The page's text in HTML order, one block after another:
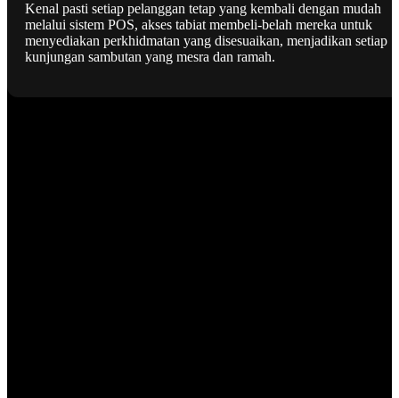
Kenal pasti setiap pelanggan tetap yang kembali dengan mudah
melalui sistem POS, akses tabiat membeli-belah mereka untuk
menyediakan perkhidmatan yang disesuaikan, menjadikan setiap
kunjungan sambutan yang mesra dan ramah.